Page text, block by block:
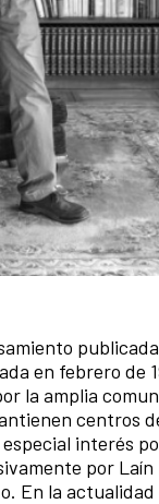
en febrero de
la amplia
centros
interés
por Laín
En la